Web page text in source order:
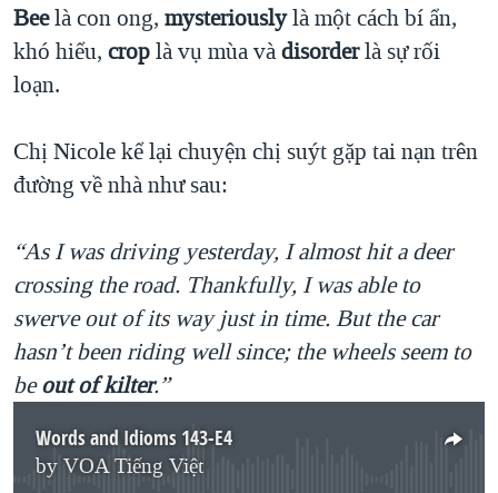
Beelà con ong, mysteriouslylà một cách bí ẩn,
khó hiểu, croplà vụ mùa vàdisorderlà sự rối
loạn.
Chị Nicole kể lại chuyện chị suýt gặp tai nạn trên
đường về nhà như sau:
“As I was driving yesterday, I almost hit a deer
crossing the road. Thankfully, I was able to
swerve out of its way just in time. But the car
hasn’t been riding well since; the wheels seem to
beout of kilter.”
Words and Idioms 143-E4
by VOA Tiếng Việt
No media source currently available